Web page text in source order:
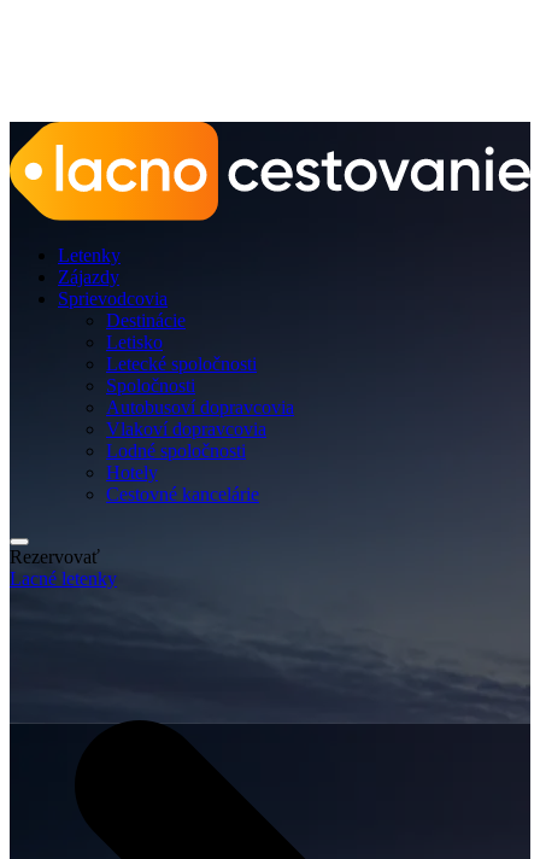
Letenky
Zájazdy
Sprievodcovia
Destinácie
Letisko
Letecké spoločnosti
Spoločnosti
Autobusoví dopravcovia
Vlakoví dopravcovia
Lodné spoločnosti
Hotely
Cestovné kancelárie
Rezervovať
Lacné letenky